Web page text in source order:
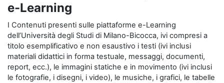
e-Learning
I Contenuti presenti sulle piattaforme e-Learning
dell’Università degli Studi di Milano-Bicocca, ivi compresi a
titolo esemplificativo e non esaustivo i testi (ivi inclusi
materiali didattici in forma testuale, messaggi, documenti,
report, ecc.), le immagini statiche e in movimento (ivi inclusi
le fotografie, i disegni, i video), le musiche, i grafici, le tabelle